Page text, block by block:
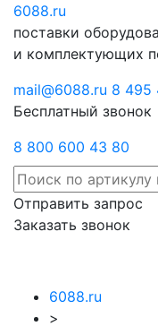
6088.ru
поставки
и комплектующих
mail@6088.ru 8 495
Бесплатный звонок
8 800 600 43 80
Отправить запрос
Заказать звонок
6088.ru
>
Отправить
запрос